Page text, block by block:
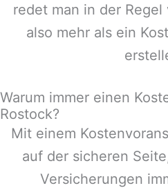
redet man in der
also mehr als ein
Warum immer einen
Rostock?
Mit einem
auf der sicheren
Versicherungen